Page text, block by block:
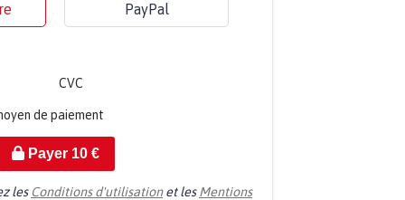
PayPal
CVC
de paiement
Payer 10€
les Conditions d'utilisationet lesMentions